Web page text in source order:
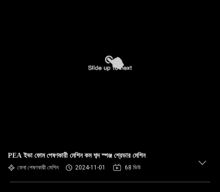
PEA ইভা ফোম পেষণকারী মেশিন কম শব্দ স্পঞ্জ শ্রেডার মেশিন
ফেনা পেষণকারী মেশিন 2024-11-01 68 ভিউ